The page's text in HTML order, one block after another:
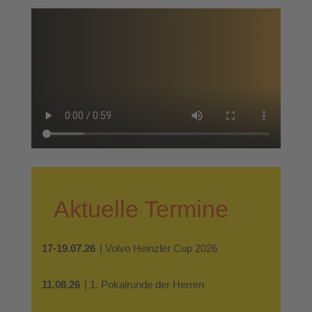
Aktuelle Termine
17-19.07.26 | Volvo Heinzler Cup 2026
11.08.26 | 1. Pokalrunde der Herren